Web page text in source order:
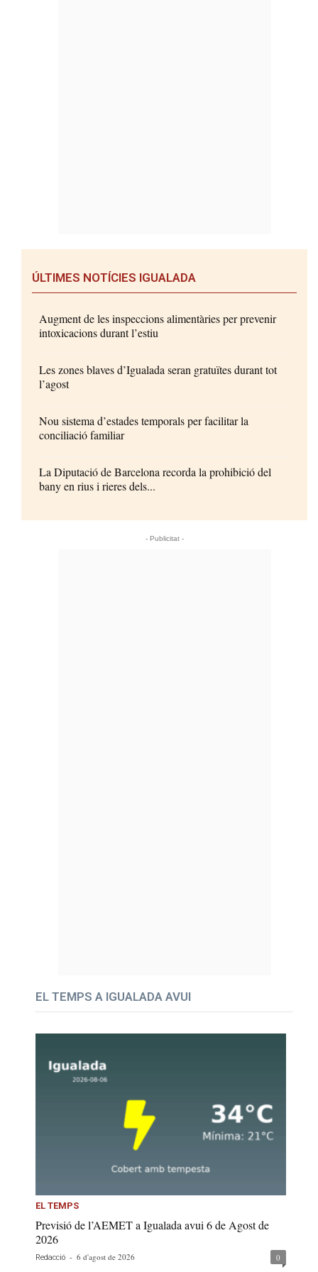
ÚLTIMES NOTÍCIES IGUALADA
Augment de les inspeccions alimentàries per prevenir
intoxicacions durant l’estiu
Les zones blaves d’Igualada seran gratuïtes durant tot
l’agost
Nou sistema d’estades temporals per facilitar la
conciliació familiar
La Diputació de Barcelona recorda la prohibició del
bany en rius i rieres dels...
- Publicitat -
EL TEMPS A IGUALADA AVUI
EL TEMPS
Previsió de l’AEMET a Igualada avui 6 de Agost de
2026
Redacció - 6 d'agost de 2026 0